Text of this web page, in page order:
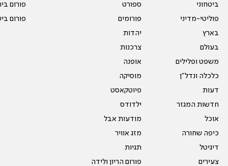
ביטחוני
פוליטי-מדיני
בארץ
בעולם
משפט ופלילים
כלכלה ונדל"ן
דעות
חדשות המגזר
אוכל
כיפה שחורה
דיגיטל
צעירים
ספורט
פורומים
יהדות
צרכנות
אופנה
מוסיקה
פיוטקאסט
ילדודס
מודעות אבל
מזג אוויר
תגיות
פורום הריון ולידה
פורום
פורום